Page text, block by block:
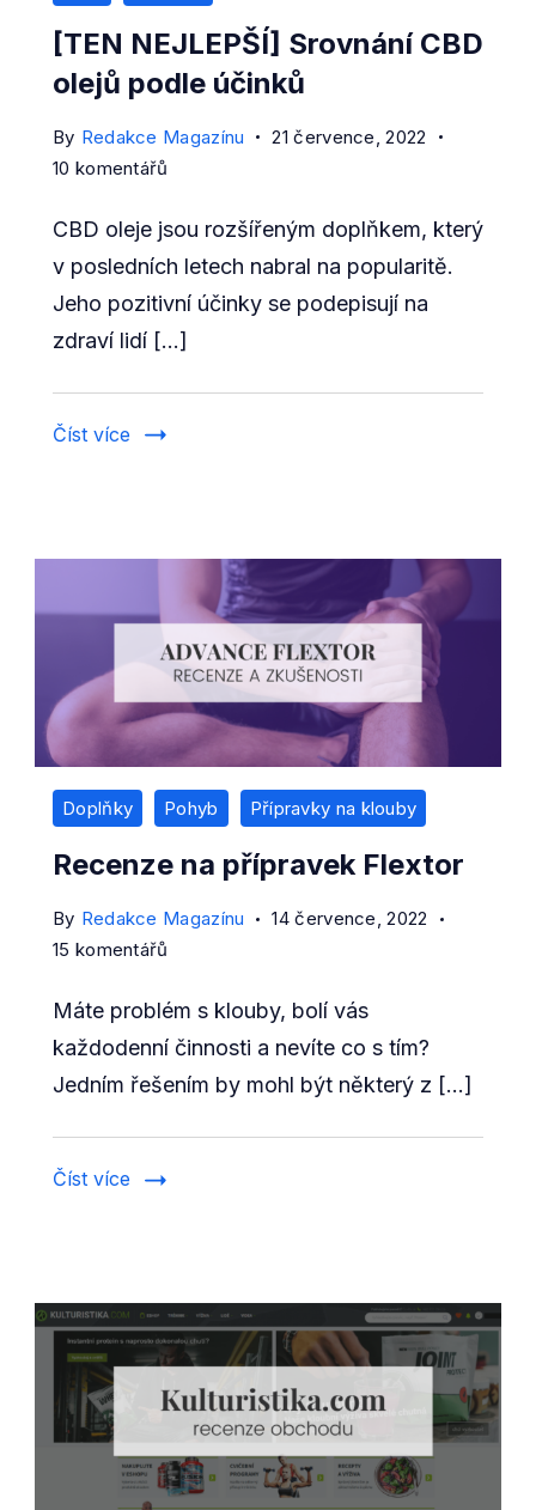
[TEN NEJLEPŠÍ] Srovnání CBD
olejů podle účinků
By Redakce Magazínu
21 července, 2022
10 komentářů
s
názvem
[TEN
NEJLEPŠÍ]
Srovnání
CBD oleje jsou rozšířeným doplňkem, který
v posledních letech nabral na popularitě.
Jeho pozitivní účinky se podepisují na
zdraví lidí […]
Číst více
Doplňky Pohyb Přípravky na klouby
Recenze na přípravek Flextor
By Redakce Magazínu
14 července, 2022
15 komentářů
s
názvem
Recenze
přípravek
Máte problém s klouby, bolí vás
každodenní činnosti a nevíte co s tím?
Jedním řešením by mohl být některý z […]
Číst více